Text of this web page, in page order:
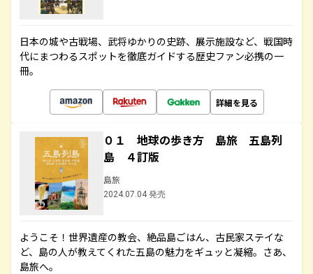
日本の城や古戦場、武将ゆかりの史跡、展示施設など、戦国時
代にまつわるスポットを徹底ガイドする歴史ファン必携の一
冊。
詳細を見る
０１ 地球の歩き方 島旅 五島列
島 ４訂版
島旅
2024.07.04 発売
ようこそ！世界遺産の教会、絶品島ごはん、古民家ステイな
ど、島の人が教えてくれた五島の魅力をギュッと凝縮。さあ、
島旅へ。